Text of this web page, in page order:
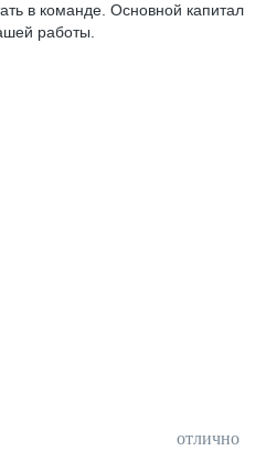
в команде. Основной капитал
работы.
отлично